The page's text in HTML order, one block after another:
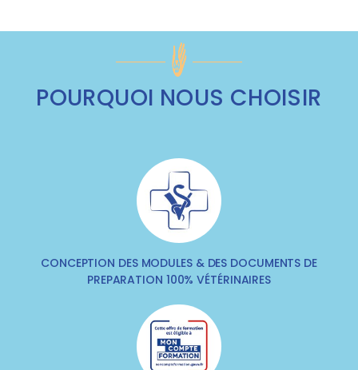
POURQUOI NOUS CHOISIR
CONCEPTION DES MODULES & DES DOCUMENTS DE
PREPARATION 100% VÉTÉRINAIRES